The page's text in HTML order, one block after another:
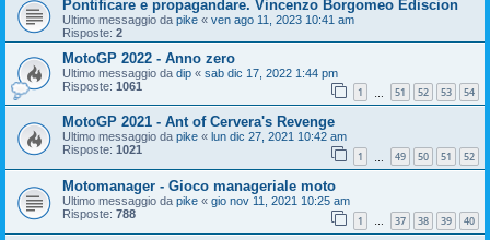
Pontificare e propagandare. Vincenzo Borgomeo Ediscion
Ultimo messaggio da pike « ven ago 11, 2023 10:41 am
Risposte: 2
MotoGP 2022 - Anno zero
Ultimo messaggio da dip « sab dic 17, 2022 1:44 pm
Risposte: 1061 1 51 52 53 54
MotoGP 2021 - Ant of Cervera's Revenge
Ultimo messaggio da pike « lun dic 27, 2021 10:42 am
Risposte: 1021 1 49 50 51 52
Motomanager - Gioco manageriale moto
Ultimo messaggio da pike « gio nov 11, 2021 10:25 am
Risposte: 788 1 … 37 38 39 40